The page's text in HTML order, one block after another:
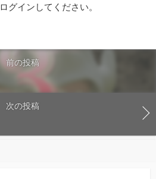
ログイン してください。
前の投稿
次の投稿